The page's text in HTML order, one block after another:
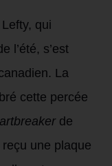
qui
l’été, s’est
La
cette percée
de
une plaque